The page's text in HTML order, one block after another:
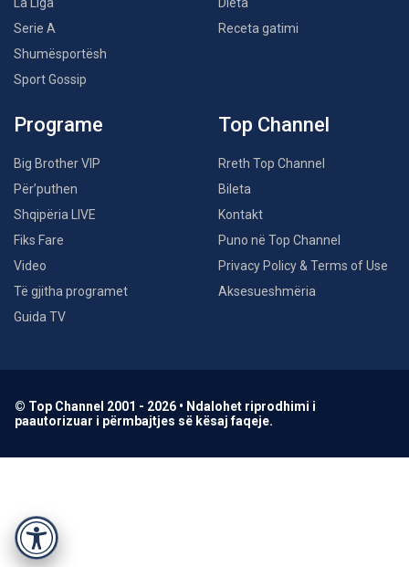
Accessibility
La Liga
Serie A
Shumësportësh
Sport Gossip
Dieta
Receta gatimi
Programe
Big Brother VIP
Për’puthen
Shqipëria LIVE
Fiks Fare
Video
Të gjitha programet
Guida TV
Top Channel
Rreth Top Channel
Bileta
Kontakt
Puno në Top Channel
Privacy Policy & Terms of Use
Aksesueshmëria
© Top Channel 2001 - 2026 • Ndalohet riprodhimi i
paautorizuar i përmbajtjes së kësaj faqeje.